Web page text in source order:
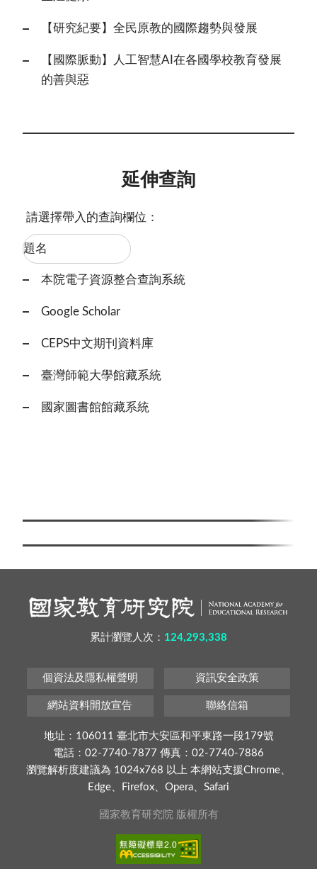
【研究紀要】全民原教的國際趨勢與發展
【國際脈動】人工智慧AI在各國學校教育發展
的善與惡
延伸查詢
請選擇帶入的查詢欄位：
本院電子資源整合查詢系統
Google Scholar
CEPS中文期刊資料庫
臺灣師範大學館藏系統
國家圖書館館藏系統
累計瀏覽人次： 124,293,338
個資法及隱私權聲明 資訊安全政策
網站資料開放宣告 聯絡信箱
地址：106011 臺北市大安區和平東路一段179號
電話：02-7740-7877 傳真：02-7740-7886
瀏覽解析度建議為 1024x768 以上 本網站支援Chrome、
Edge、Firefox、Opera、Safari
國家教育研究院 版權所有